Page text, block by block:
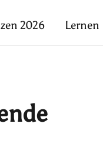
2026 Lernen